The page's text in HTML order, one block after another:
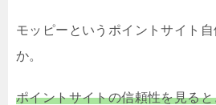
モッピーというポイントサイト
か。
ポイントサイトの信頼性を見る